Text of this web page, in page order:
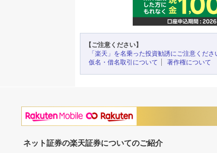
【ご注意ください】
「楽天」を名乗った投資勧誘にご注意くださ
仮名・借名取引について
著作権について
ネット証券の楽天証券についてのご紹介